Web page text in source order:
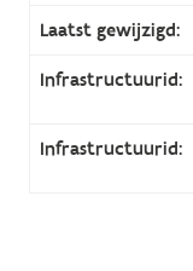
Laatst gewijzigd:
Infrastructuurid:
Infrastructuurid: